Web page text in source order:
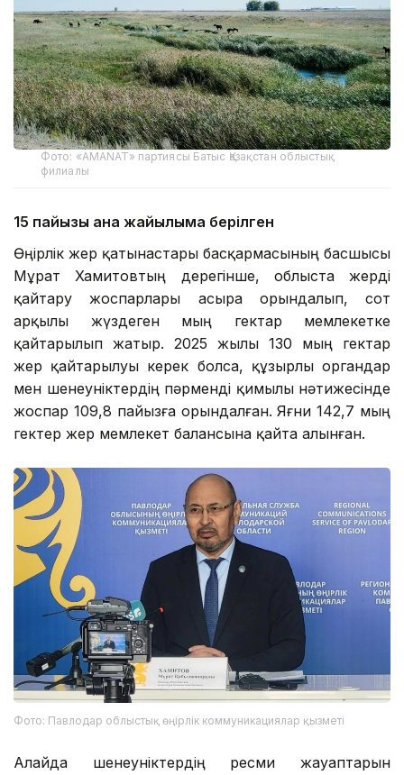
Фото: «AMANAT» партиясы Батыс Қазақстан облыстық
филиалы
15 пайызы ғана жайылымға берілген
Өңірлік жер қатынастары басқармасының басшысы
Мұрат Хамитовтың дерегінше, облыста жерді
қайтару жоспарлары асыра орындалып, сот
арқылы жүздеген мың гектар мемлекетке
қайтарылып жатыр. 2025 жылы 130 мың гектар
жер қайтарылуы керек болса, құзырлы органдар
мен шенеуніктердің пәрменді қимылы нәтижесінде
жоспар 109,8 пайызға орындалған. Яғни 142,7 мың
гектер жер мемлекет балансына қайта алынған.
Фото: Павлодар облыстық өңірлік коммуникациялар қызметі
Алайда шенеуніктердің ресми жауаптарын